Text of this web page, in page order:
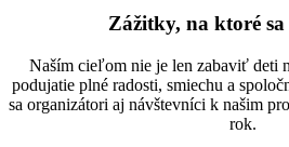
Zážitky, na ktoré sa
Naším cieľom nie je len zabaviť deti
podujatie plné radosti, smiechu a
sa organizátori aj návštevníci k našim
rok.